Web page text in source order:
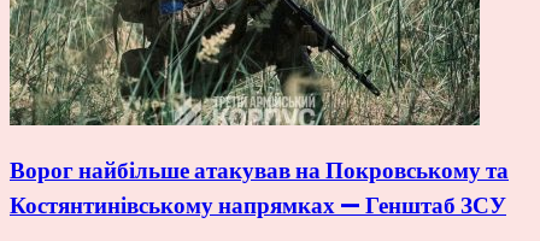
Ворог найбільше атакував на Покровському та
Костянтинівському напрямках — Генштаб ЗСУ